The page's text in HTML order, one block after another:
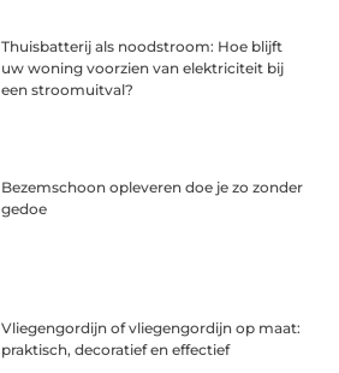
Thuisbatterij als noodstroom: Hoe blijft
uw woning voorzien van elektriciteit bij
een stroomuitval?
Bezemschoon opleveren doe je zo zonder
gedoe
Vliegengordijn of vliegengordijn op maat:
praktisch, decoratief en effectief